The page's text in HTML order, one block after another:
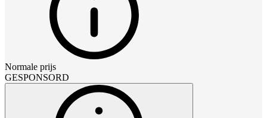
Normale prijs
GESPONSORD